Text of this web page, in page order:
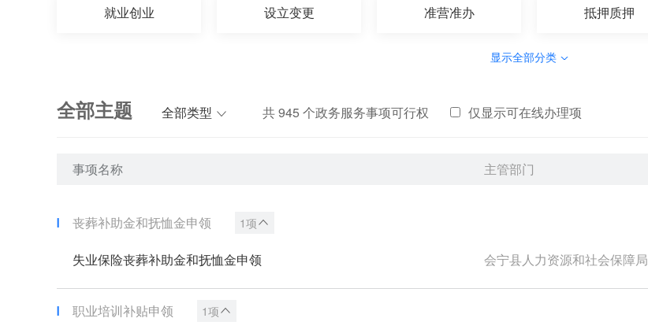
就业创业 设立变更 准营准办 抵押质押
显示全部分类
全部主题 全部类型 共945 个政务服务事项可行权 仅显示可在线办理项
事项名称 主管部门
丧葬补助金和抚恤金申领 1项
失业保险丧葬补助金和抚恤金申领 会宁县人力资源和社会保障局
职业培训补贴申领 1项